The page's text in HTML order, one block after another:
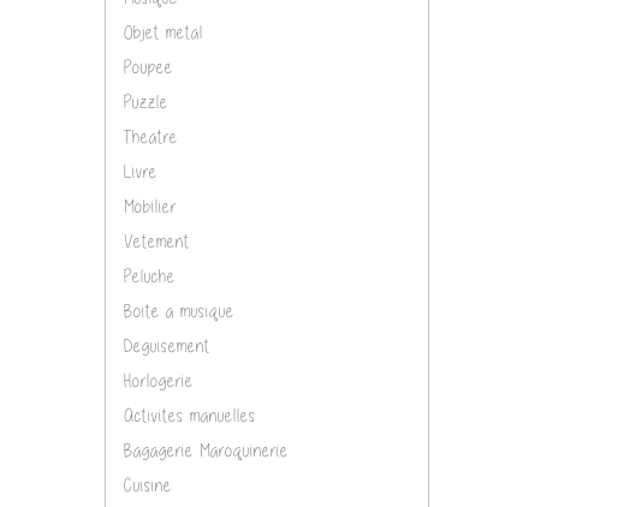
Objet metal
Poupee
Puzzle
Theatre
Livre
Mobilier
Vetement
Peluche
Boite a musique
Deguisement
Horlogerie
Activites manuelles
Bagagerie Maroquinerie
Cuisine